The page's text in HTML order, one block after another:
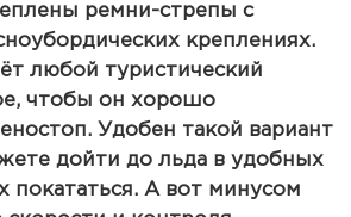
ремни-стрепы с
креплениях.
любой туристический
чтобы он хорошо
Удобен такой вариант
дойти до льда в удобных
покататься. А вот минусом